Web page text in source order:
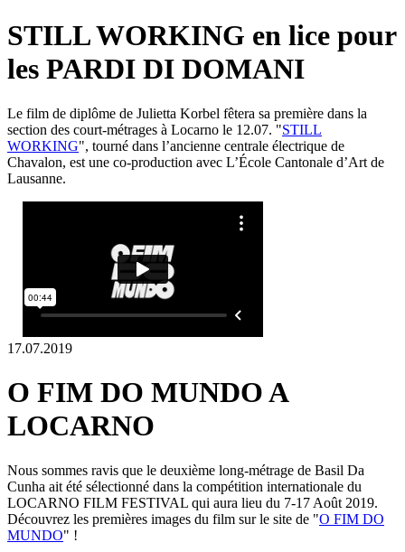
STILL WORKING en lice pour
les PARDI DI DOMANI
Le film de diplôme de Julietta Korbel fêtera sa première dans la
section des court-métrages à Locarno le 12.07. "STILL
WORKING", tourné dans l’ancienne centrale électrique de
Chavalon, est une co-production avec L’École Cantonale d’Art de
Lausanne.
17.07.2019
O FIM DO MUNDO A
LOCARNO
Nous sommes ravis que le deuxième long-métrage de Basil Da
Cunha ait été sélectionné dans la compétition internationale du
LOCARNO FILM FESTIVAL qui aura lieu du 7-17 Août 2019.
Découvrez les premières images du film sur le site de "O FIM DO
MUNDO" !